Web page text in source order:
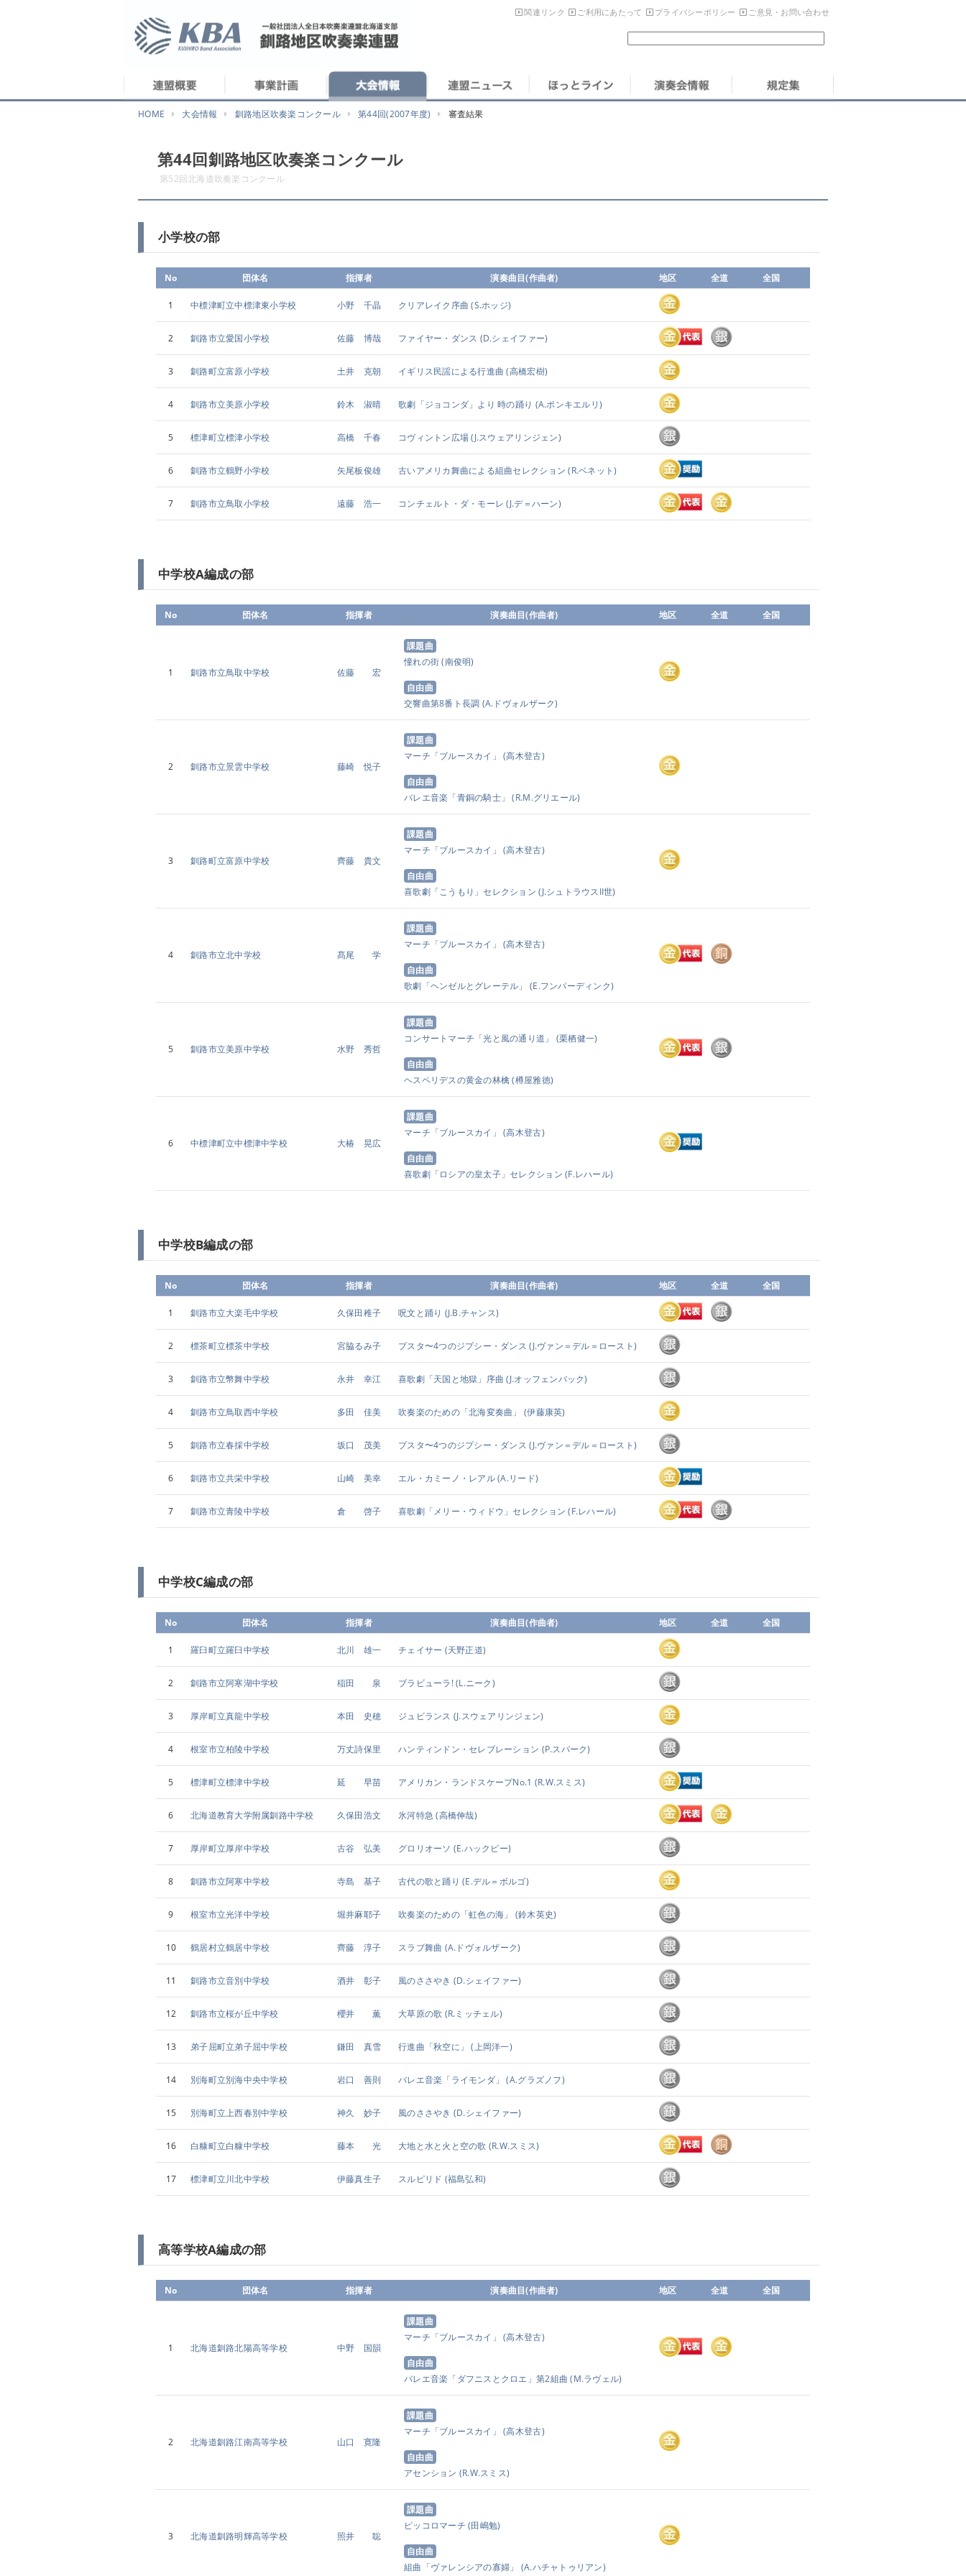
関連リンク ご利用にあたって プライバシーポリシー ご意見・お問い合わせ
HOME 大会情報 釧路地区吹奏楽コンクール 第44回(2007年度) 審査結果
第44回釧路地区吹奏楽コンクール
第52回北海道吹奏楽コンクール
小学校の部
No 団体名 指揮者 演奏曲目(作曲者) 地区 全道 全国
1 中標津町立中標津東小学校 小野 千晶 クリアレイク序曲 (S.ホッジ)
2 釧路市立愛国小学校 佐藤 博哉 ファイヤー・ダンス (D.シェイファー)
3 釧路町立富原小学校 土井 克朝 イギリス民謡による行進曲 (高橋宏樹)
4 釧路市立美原小学校 鈴木 淑晴 歌劇「ジョコンダ」より 時の踊り (A.ポンキエルリ)
5 標津町立標津小学校 高橋 千春 コヴィントン広場(J.スウェアリンジェン)
6 釧路市立鶴野小学校 矢尾板俊雄 古いアメリカ舞曲による組曲セレクション (R.ベネット)
7 釧路市立鳥取小学校 遠藤 浩一 コンチェルト・ダ・モーレ (J.デ＝ハーン)
中学校A編成の部
No 団体名 指揮者 演奏曲目(作曲者) 地区 全道 全国
1 釧路市立鳥取中学校 佐藤 宏
課題曲
憧れの街(南俊明)
自由曲
交響曲第8番ト長調 (A.ドヴォルザーク)
2 釧路市立景雲中学校 藤崎 悦子
課題曲
マーチ「ブルースカイ」 (高木登古)
自由曲
バレエ音楽「青銅の騎士」 (R.M.グリエール)
3 釧路町立富原中学校 齊藤 貴文
課題曲
マーチ「ブルースカイ」 (高木登古)
自由曲
喜歌劇「こうもり」セレクション (J.シュトラウスII世)
4 釧路市立北中学校 髙尾 学
課題曲
マーチ「ブルースカイ」 (高木登古)
自由曲
歌劇「ヘンゼルとグレーテル」
(E.フンパーディンク)
5 釧路市立美原中学校 水野 秀哲
課題曲
コンサートマーチ「光と風の通り道」
(栗栖健一)
自由曲
ヘスペリデスの黄金の林檎(樽屋雅徳)
6 中標津町立中標津中学校 大椿 晃広
課題曲
マーチ「ブルースカイ」 (高木登古)
自由曲
喜歌劇「ロシアの皇太子」セレクション (F.レハール)
中学校B編成の部
No 団体名 指揮者 演奏曲目(作曲者) 地区 全道 全国
1 釧路市立大楽毛中学校 久保田稚子 呪文と踊り (J.B.チャンス)
2 標茶町立標茶中学校 宮脇るみ子 プスタ〜4つのジプシー・ダンス (J.ヴァン＝デル＝ロースト)
3 釧路市立幣舞中学校 永井 幸江 喜歌劇「天国と地獄」序曲 (J.オッフェンバック)
4 釧路市立鳥取西中学校 多田 佳美 吹奏楽のための「北海変奏曲」 (伊藤康英)
5 釧路市立春採中学校 坂口 茂美 プスタ〜4つのジプシー・ダンス (J.ヴァン＝デル＝ロースト)
6 釧路市立共栄中学校 山崎 美幸 エル・カミーノ・レアル(A.リード)
7 釧路市立青陵中学校 倉 啓子 喜歌劇「メリー・ウィドウ」セレクション (F.レハール)
中学校C編成の部
No 団体名 指揮者 演奏曲目(作曲者) 地区 全道 全国
1 羅臼町立羅臼中学校 北川 雄一 チェイサー (天野正道)
2 釧路市立阿寒湖中学校 稲田 泉 ブラビューラ!(L.ニーク)
3 厚岸町立真龍中学校 本田 史穂 ジュビランス (J.スウェアリンジェン)
4 根室市立柏陵中学校 万丈詩保里 ハンティンドン・セレブレーション (P.スパーク)
5 標津町立標津中学校 延 早苗 アメリカン・ランドスケープNo.1 (R.W.スミス)
6 北海道教育大学附属釧路中学校 久保田浩文 氷河特急 (高橋伸哉)
7 厚岸町立厚岸中学校 古谷 弘美 グロリオーソ (E.ハックビー)
8 釧路市立阿寒中学校 寺島 基子 古代の歌と踊り (E.デル＝ボルゴ)
9 根室市立光洋中学校 堀井麻耶子 吹奏楽のための「虹色の海」 (鈴木英史)
10 鶴居村立鶴居中学校 齊藤 淳子 スラブ舞曲 (A.ドヴォルザーク)
11 釧路市立音別中学校 酒井 彰子 風のささやき (D.シェイファー)
12 釧路市立桜が丘中学校 櫻井 薫 大草原の歌 (R.ミッチェル)
13 弟子屈町立弟子屈中学校 鎌田 真雪 行進曲「秋空に」 (上岡洋一)
14 別海町立別海中央中学校 岩口 善則 バレエ音楽「ライモンダ」 (A.グラズノフ)
15 別海町立上西春別中学校 神久 妙子 風のささやき (D.シェイファー)
16 白糠町立白糠中学校 藤本 光 大地と水と火と空の歌 (R.W.スミス)
17 標津町立川北中学校 伊藤真生子 スルピリド (福島弘和)
高等学校A編成の部
No 団体名 指揮者 演奏曲目(作曲者) 地区 全道 全国
1 北海道釧路北陽高等学校 中野 国韻
課題曲
マーチ「ブルースカイ」 (高木登古)
自由曲
バレエ音楽「ダフニスとクロエ」第2組曲 (M.ラヴェル)
2 北海道釧路江南高等学校 山口 寛隆
課題曲
マーチ「ブルースカイ」 (高木登古)
自由曲
アセンション (R.W.スミス)
3 北海道釧路明輝高等学校 照井 聡
課題曲
ピッコロマーチ (田嶋勉)
自由曲
組曲「ヴァレンシアの寡婦」
(A.ハチャトゥリアン)